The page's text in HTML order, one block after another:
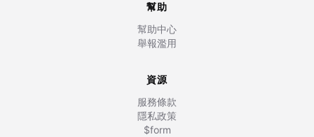
幫助
幫助中心
舉報濫用
資源
服務條款
隱私政策
$form